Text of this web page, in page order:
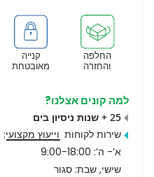
קנייה
מאובטחת
החלפה
והחזרה
למה קונים אצלנו?
25 + שנות ניסיון בים
שירות לקוחות וייעוץ מקצועי:
א’- ה’: 9:00-18:00
שישי, שבת: סגור